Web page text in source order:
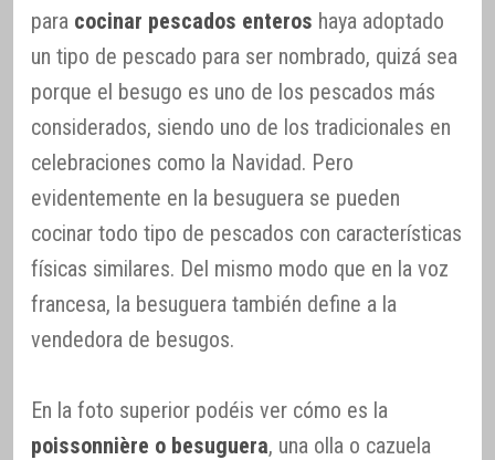
para cocinar pescados enteros haya adoptado
un tipo de pescado para ser nombrado, quizá sea
porque el besugo es uno de los pescados más
considerados, siendo uno de los tradicionales en
celebraciones como la Navidad. Pero
evidentemente en la besuguera se pueden
cocinar todo tipo de pescados con características
físicas similares. Del mismo modo que en la voz
francesa, la besuguera también define a la
vendedora de besugos.
En la foto superior podéis ver cómo es la
poissonnière o besuguera, una olla o cazuela